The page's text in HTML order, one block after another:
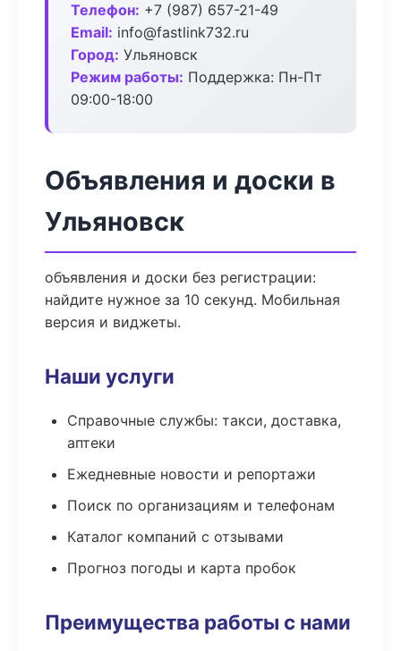
Телефон: +7 (987) 657-21-49
Email: info@fastlink732.ru
Город: Ульяновск
Режим работы: Поддержка: Пн-Пт
09:00-18:00
Объявления и доски в
Ульяновск
объявления и доски без регистрации:
найдите нужное за 10 секунд. Мобильная
версия и виджеты.
Наши услуги
Справочные службы: такси, доставка,
аптеки
Ежедневные новости и репортажи
Поиск по организациям и телефонам
Каталог компаний с отзывами
Прогноз погоды и карта пробок
Преимущества работы с нами